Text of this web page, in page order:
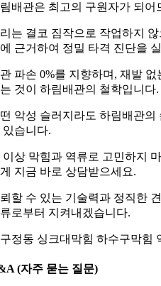
배관은 최고의 구원자가 되어
는 결코 짐작으로 작업하지
근거하여 정밀 타격 진단을
파손 0%를 지향하며, 재발
것이 하림배관의 철학입니다.
악성 슬러지라도 하림배관
있습니다.
이상 막힘과 역류로 고민하지
지금 바로 상담받으세요.
할 수 있는 기술력과 정직한
로부터 지켜내겠습니다.
정동 싱크대막힘 하수구막힘
(자주 묻는 질문)